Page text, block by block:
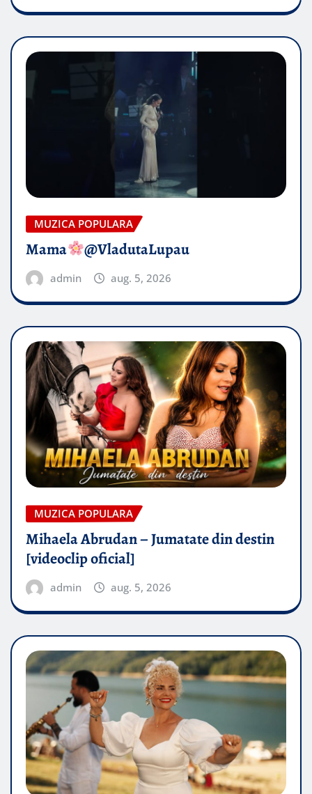
MUZICA POPULARA
Mama @VladutaLupau
admin aug. 5, 2026
MUZICA POPULARA
Mihaela Abrudan – Jumatate din destin
[videoclip oficial]
admin aug. 5, 2026